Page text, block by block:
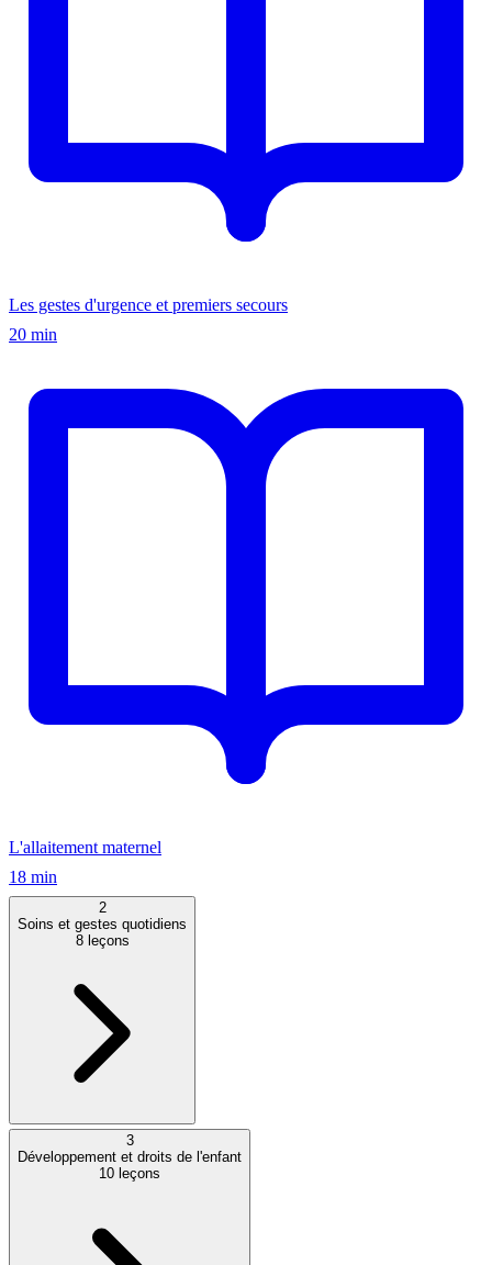
Les gestes d'urgence et premiers secours
20 min
L'allaitement maternel
18 min
2
Soins et gestes quotidiens
8leçons
3
Développement et droits de l'enfant
10 leçons